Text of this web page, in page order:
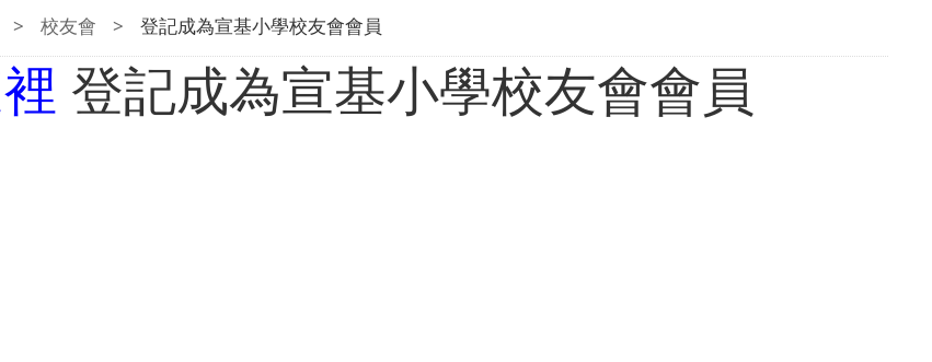
> 校友會 > 登記成為宣基小學校友會會員
登記成為宣基小學校友會會員